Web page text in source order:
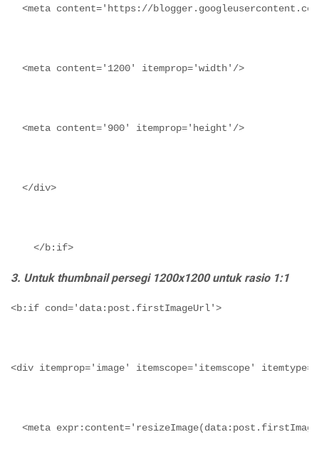
<meta content='https://blogger.googleusercontent.com/img/
<meta content='1200' itemprop='width'/>
<meta content='900' itemprop='height'/>
</div>
</b:if>
3. Untuk thumbnail persegi 1200x1200 untuk rasio 1:1
<b:if cond='data:post.firstImageUrl'>
<div itemprop='image' itemscope='itemscope'
<meta